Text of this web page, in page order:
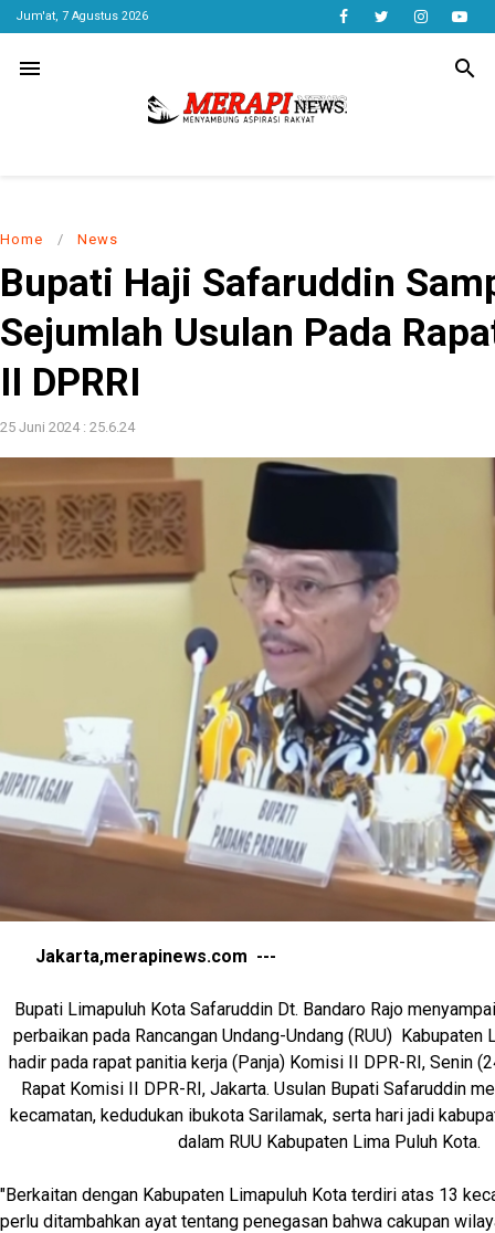
Jum'at, 7 Agustus 2026
menu search
Home / News
Bupati Haji Safaruddin
Sejumlah Usulan Pada
II DPRRI
25 Juni 2024 : 25.6.24
Jakarta,merapinews.com ---
Bupati Limapuluh Kota Safaruddin Dt. Bandaro Rajo
perbaikan pada Rancangan Undang-Undang (RUU) Kabupaten
hadir pada rapat panitia kerja (Panja) Komisi II DPR-RI, Senin
Rapat Komisi II DPR-RI, Jakarta. Usulan Bupati Safaruddin
kecamatan, kedudukan ibukota Sarilamak, serta hari jadi
dalam RUU Kabupaten Lima Puluh Kota.
"Berkaitan dengan Kabupaten Limapuluh Kota terdiri atas 13
perlu ditambahkan ayat tentang penegasan bahwa cakupan